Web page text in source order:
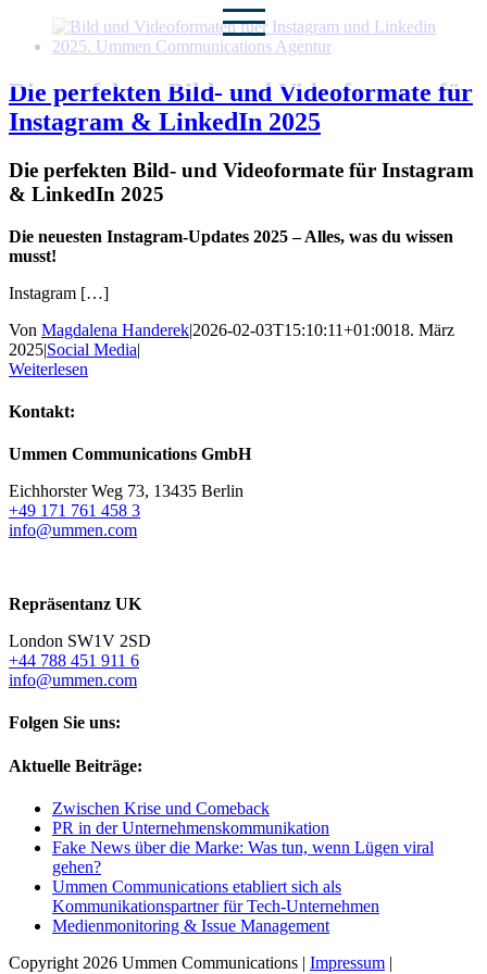
Inhalt
Die perfekten Bild- und Videoformate für
Instagram & LinkedIn 2025
Die perfekten Bild- und Videoformate für Instagram
& LinkedIn 2025
Die neuesten Instagram-Updates 2025 – Alles, was du wissen
musst!
Instagram […]
Von Magdalena Handerek|2026-02-03T15:10:11+01:0018. März
2025|Social Media|
Weiterlesen
Kontakt:
Ummen Communications GmbH
Eichhorster Weg 73, 13435 Berlin
+49 171 761 458 3
info@ummen.com
Repräsentanz UK
London SW1V 2SD
+44 788 451 911 6
info@ummen.com
Folgen Sie uns:
Aktuelle Beiträge:
Zwischen Krise und Comeback
PR in der Unternehmenskommunikation
Fake News über die Marke: Was tun, wenn Lügen viral
gehen?
Ummen Communications etabliert sich als
Kommunikationspartner für Tech-Unternehmen
Medienmonitoring & Issue Management
Copyright 2026 Ummen Communications | Impressum |